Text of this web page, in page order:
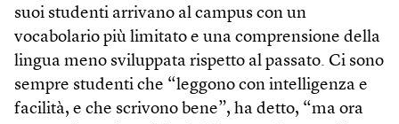
suoi studenti arrivano al campus con un
vocabolario più limitato e una comprensione della
lingua meno sviluppata rispetto al passato. Ci sono
sempre studenti che “leggono con intelligenza e
facilità, e che scrivono bene”, ha detto, “ma ora